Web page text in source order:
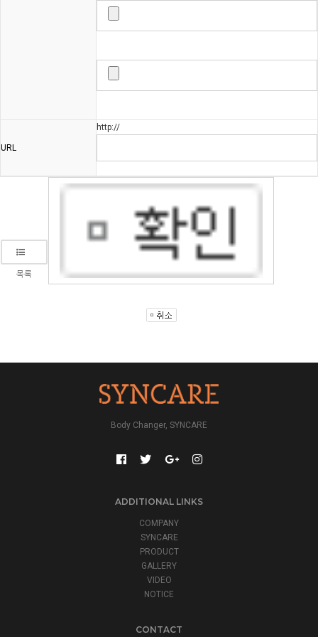
URL
http://
목록
Body Changer, SYNCARE
ADDITIONAL LINKS
COMPANY
SYNCARE
PRODUCT
GALLERY
VIDEO
NOTICE
CONTACT